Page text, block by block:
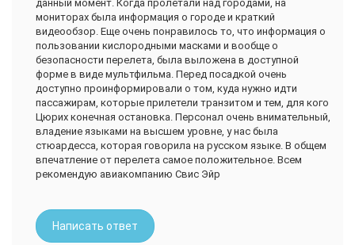
данный момент. Когда пролетали над городами, на
мониторах была информация о городе и краткий
видеообзор. Еще очень понравилось то, что информация о
пользовании кислородными масками и вообще о
безопасности перелета, была выложена в доступной
форме в виде мультфильма. Перед посадкой очень
доступно проинформировали о том, куда нужно идти
пассажирам, которые прилетели транзитом и тем, для кого
Цюрих конечная остановка. Персонал очень внимательный,
владение языками на высшем уровне, у нас была
стюардесса, которая говорила на русском языке. В общем
впечатление от перелета самое положительное. Всем
рекомендую авиакомпанию Свис Эйр
Написать ответ